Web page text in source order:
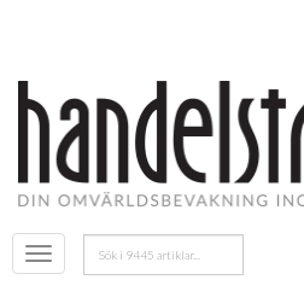
Öppna
menyn
Sök
efter: